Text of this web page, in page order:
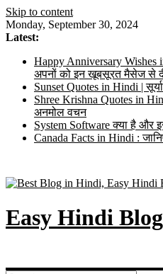
Skip to content
Monday, September 30, 2024
Latest:
Happy Anniversary Wishes
अपनों को इन खूबसूरत मैसेज से
Sunset Quotes in Hindi |
Shree Krishna Quotes in
अनमोल वचन
System Software क्या है और
Canada Facts in Hindi :
Easy Hindi